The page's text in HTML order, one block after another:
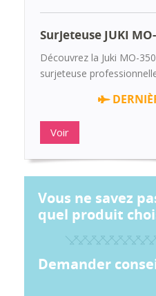
Surjeteuse JUKI
Découvrez la Juki MO-
surjeteuse
Voir
Vous ne savez
quel produit
Demander